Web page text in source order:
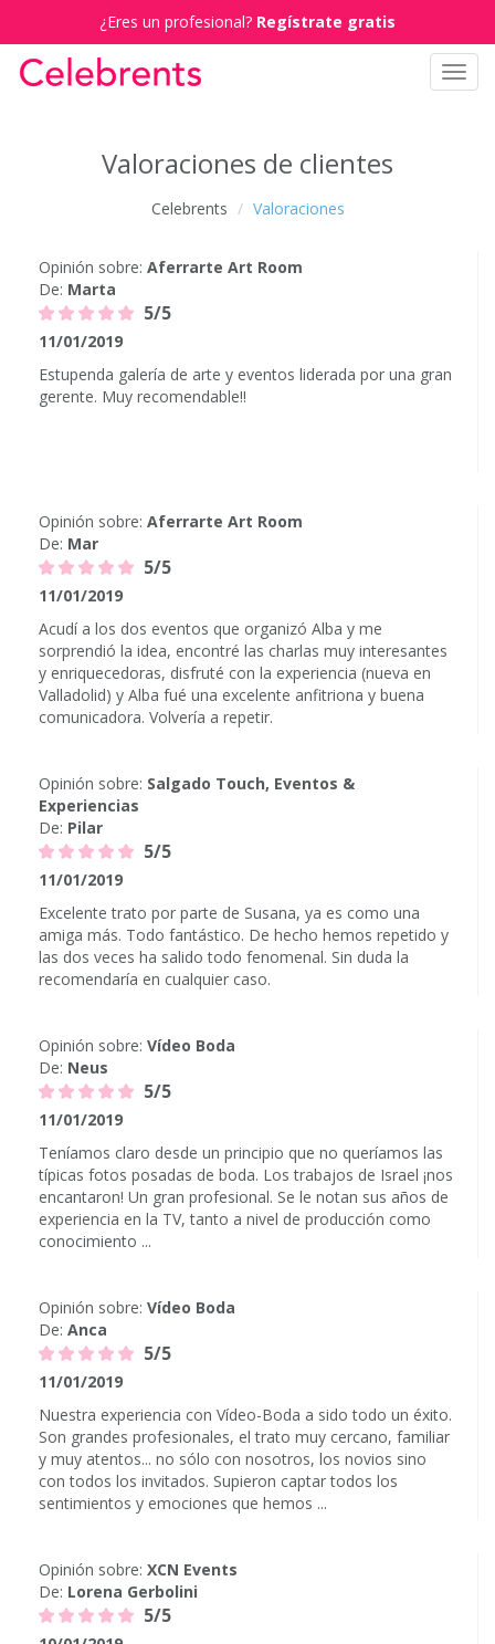
¿Eres un profesional? Regístrate gratis
Valoraciones de clientes
Celebrents Valoraciones
Opinión sobre: Aferrarte Art Room
De: Marta
5/5
11/01/2019
Estupenda galería de arte y eventos liderada por una gran
gerente. Muy recomendable!!
Opinión sobre: Aferrarte Art Room
De: Mar
5/5
11/01/2019
Acudí a los dos eventos que organizó Alba y me
sorprendió la idea, encontré las charlas muy interesantes
y enriquecedoras, disfruté con la experiencia (nueva en
Valladolid) y Alba fué una excelente anfitriona y buena
comunicadora. Volvería a repetir.
Opinión sobre: Salgado Touch, Eventos &
Experiencias
De: Pilar
5/5
11/01/2019
Excelente trato por parte de Susana, ya es como una
amiga más. Todo fantástico. De hecho hemos repetido y
las dos veces ha salido todo fenomenal. Sin duda la
recomendaría en cualquier caso.
Opinión sobre: Vídeo Boda
De: Neus
5/5
11/01/2019
Teníamos claro desde un principio que no queríamos las
típicas fotos posadas de boda. Los trabajos de Israel ¡nos
encantaron! Un gran profesional. Se le notan sus años de
experiencia en la TV, tanto a nivel de producción como
conocimiento ...
Opinión sobre: Vídeo Boda
De: Anca
5/5
11/01/2019
Nuestra experiencia con Vídeo-Boda a sido todo un éxito.
Son grandes profesionales, el trato muy cercano, familiar
y muy atentos... no sólo con nosotros, los novios sino
con todos los invitados. Supieron captar todos los
sentimientos y emociones que hemos ...
Opinión sobre: XCN Events
De: Lorena Gerbolini
5/5